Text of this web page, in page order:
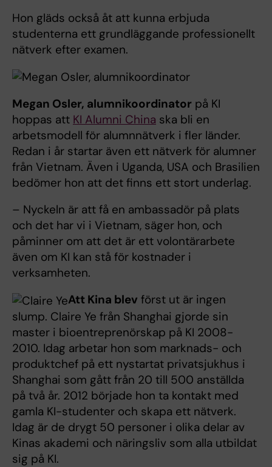
Hon gläds också åt att kunna erbjuda
studenterna ett grundläggande professionellt
nätverk efter examen.
Megan Osler, alumnikoordinator på KI
hoppas att KI Alumni China ska bli en
arbetsmodell för alumnnätverk i fler länder.
Redan i år startar även ett nätverk för alumner
från Vietnam. Även i Uganda, USA och Brasilien
bedömer hon att det finns ett stort underlag.
– Nyckeln är att få en ambassadör på plats
och det har vi i Vietnam, säger hon, och
påminner om att det är ett volontärarbete
även om KI kan stå för kostnader i
verksamheten.
Att Kina blev först ut är ingen
slump. Claire Ye från Shanghai gjorde sin
master i bioentreprenörskap på KI 2008-
2010. Idag arbetar hon som marknads- och
produktchef på ett nystartat privatsjukhus i
Shanghai som gått från 20 till 500 anställda
på två år. 2012 började hon ta kontakt med
gamla KI-studenter och skapa ett nätverk.
Idag är de drygt 50 personer i olika delar av
Kinas akademi och näringsliv som alla utbildat
sig på KI.